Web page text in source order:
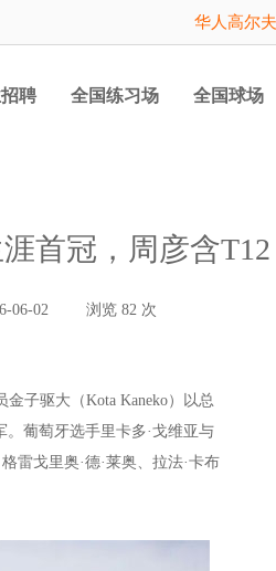
华人高尔
聘 全国练习场 全国球场
首冠，周彦含T12
06-02 浏览 82 次
子驱大（Kota Kaneko）以总
。葡萄牙选手里卡多·戈维亚与
雷戈里奥·德·莱奥、拉法·卡布